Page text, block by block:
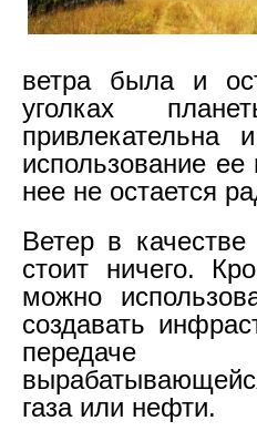
ветра была и
уголках
привлекательна
использование
нее не остается
Ветер в качестве
стоит ничего.
можно
создавать
передаче
газа или нефти.